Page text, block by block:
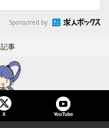
Sponsored by
記事
X YouTube